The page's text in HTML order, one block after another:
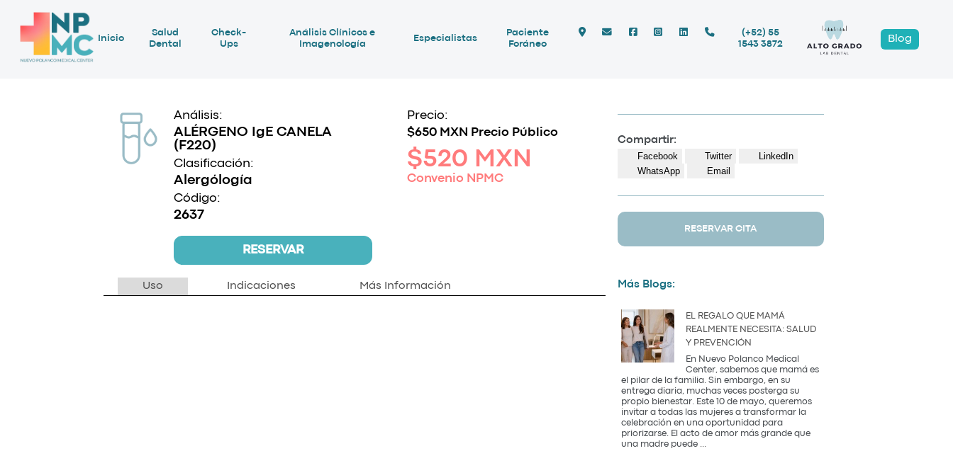
Inicio
Salud
Dental
Check-
Ups
Análisis Clínicos e
Imagenología
Especialistas
Paciente
Foráneo
(+52) 55
1543 3872
Blog
Análisis:
ALÉRGENO IgE CANELA
(F220)
Clasificación:
Alergólogía
Código:
2637
RESERVAR
Precio:
$650 MXN Precio Público
$520 MXN
Convenio NPMC
Uso Indicaciones Más Información
Compartir:
Facebook Twitter
LinkedIn
WhatsApp
Email
RESERVAR CITA
Más Blogs:
EL REGALO QUE MAMÁ
REALMENTE NECESITA: SALUD
Y PREVENCIÓN
En Nuevo Polanco Medical
Center, sabemos que mamá es
el pilar de la familia. Sin embargo, en su
entrega diaria, muchas veces posterga su
propio bienestar. Este 10 de mayo, queremos
invitar a todas las mujeres a transformar la
celebración en una oportunidad para
priorizarse. El acto de amor más grande que
una madre puede ...